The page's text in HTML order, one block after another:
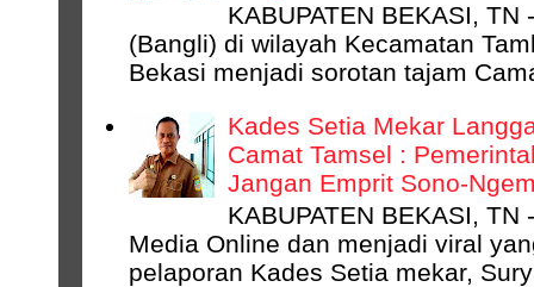
KABUPATEN BEKASI,
(Bangli) di wilayah Kecamatan
Bekasi menjadi sorotan tajam
Kades Setia Mekar
Camat Tamsel :
Jangan Emprit Sono-
KABUPATEN BEKASI,
Media Online dan menjadi viral
pelaporan Kades Setia mekar,